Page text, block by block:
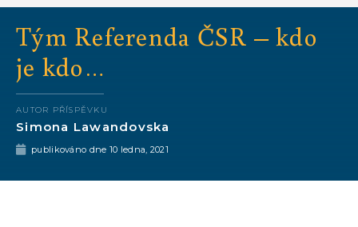
Tým Referenda ČSR – kdo
je kdo…
AUTOR PŘÍSPĚVKU
Simona Lawandovska
publikováno dne 10 ledna, 2021